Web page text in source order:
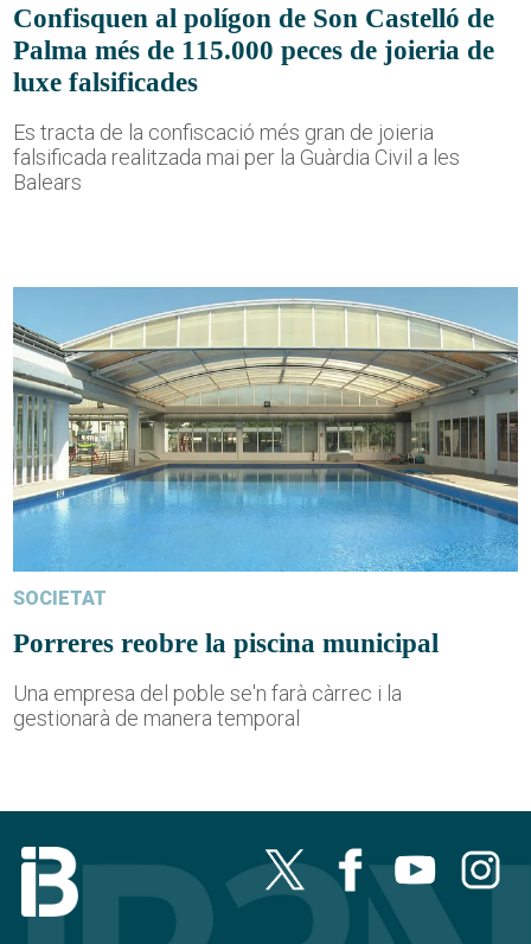
Confisquen al polígon de Son Castelló de
Palma més de 115.000 peces de joieria de
luxe falsificades
Es tracta de la confiscació més gran de joieria
falsificada realitzada mai per la Guàrdia Civil a les
Balears
SOCIETAT
Porreres reobre la piscina municipal
Una empresa del poble se'n farà càrrec i la
gestionarà de manera temporal